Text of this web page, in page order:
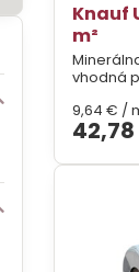
Knauf
m²
vhodná
9,64 € /